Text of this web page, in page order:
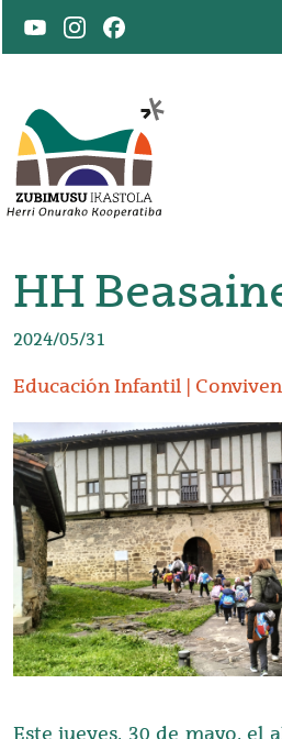
Pasar al contenido principal
Goiburuko menua
HH
2024/05/31
Educación Infantil
Irudia
Este jueves, 30 de mayo, el